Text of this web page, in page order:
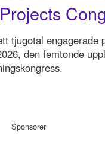
tjugotal engagerade
den femtonde
Sponsorer